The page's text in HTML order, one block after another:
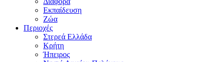
Εκπαίδευση
Ζώα
Περιοχές
Στερεά Ελλάδα
Κρήτη
Ήπειρος